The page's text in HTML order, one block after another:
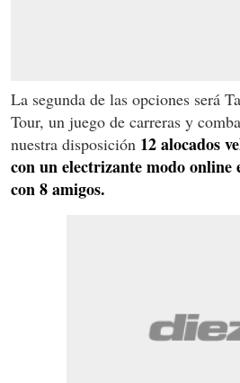
La segunda de las opciones será
Tour, un juego de carreras y
nuestra disposición 12 alocados
con un electrizante modo online
con 8 amigos.